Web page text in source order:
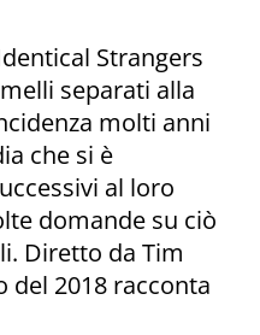
Strangers
separati alla
molti anni
che si è
al loro
domande su ciò
Diretto da Tim
del 2018 racconta